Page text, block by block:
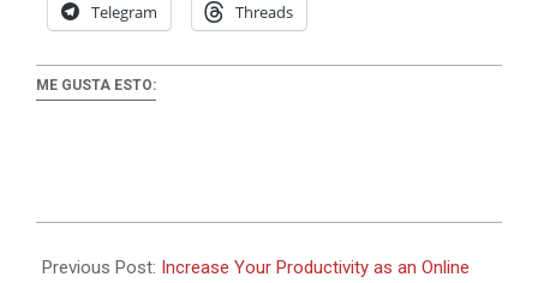
Telegram Threads
ME GUSTA ESTO:
04-
Previous Post: Increase Your Productivity as an Online